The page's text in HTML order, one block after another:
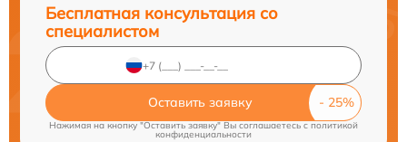
Бесплатная консультация со
специалистом
Оставить заявку
Нажимая на кнопку "Оставить заявку" Вы соглашаетесь c политикой
конфиденциальности